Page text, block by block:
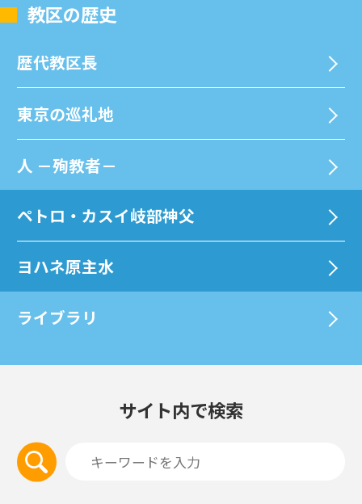
教区の歴史
歴代教区⻑
東京の巡礼地
⼈ －殉教者－
ペトロ・カスイ岐部神父
ヨハネ原主水
ライブラリ
サイト内で検索